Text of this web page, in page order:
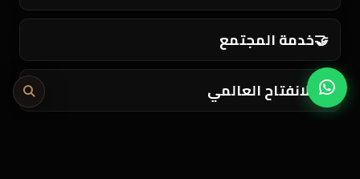
🤝خدمة المجتمع
🌍 الانفتاح العالمي